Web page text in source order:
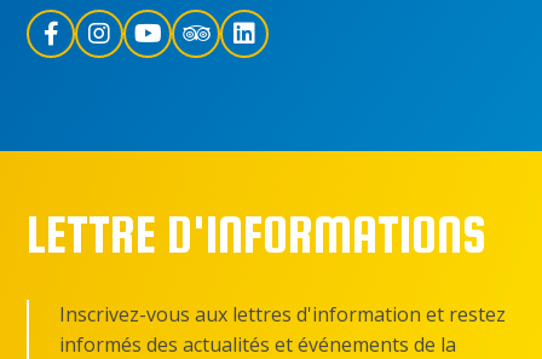
LETTRE D'INFORMATIONS
Inscrivez-vous aux lettres d'information et restez
informés des actualités et événements de la